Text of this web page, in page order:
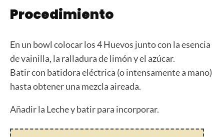
Procedimiento
En un bowl colocar los 4 Huevos junto con la esencia
de vainilla, la ralladura de limón y el azúcar.
Batir con batidora eléctrica (o intensamente a mano)
hasta obtener una mezcla aireada.
Añadir la Leche y batir para incorporar.